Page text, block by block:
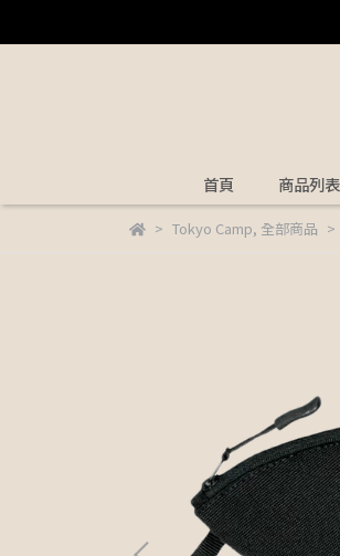
首頁 商品列表
Tokyo Camp, 全部商品